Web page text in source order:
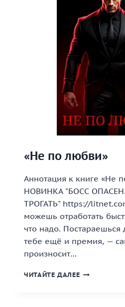
«Не по любви»
Аннотация к книге «Не
НОВИНКА "БОСС
ТРОГАТЬ" https://
можешь отработать
что надо. Постараешься
тебе ещё и премия, —
произносит…
ЧИТАЙТЕ ДАЛЕЕ «НЕ